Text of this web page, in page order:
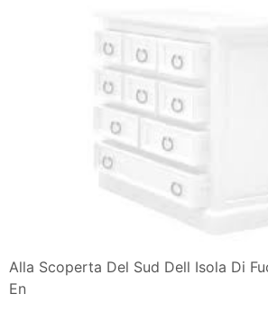
Alla Scoperta Del Sud Dell Isola Di
En